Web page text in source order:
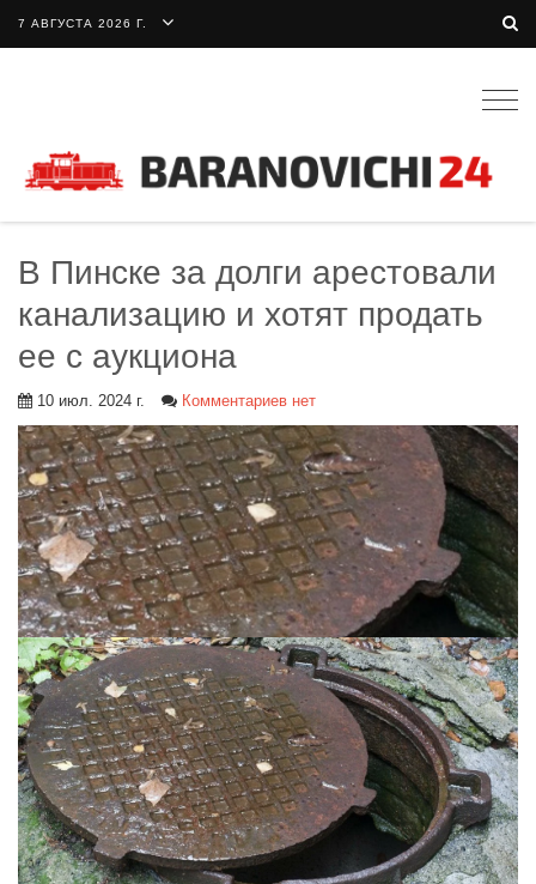
7 АВГУСТА 2026 Г.
В Пинске за долги арестовали
канализацию и хотят продать
ее с аукциона
10 июл. 2024 г. Комментариев нет